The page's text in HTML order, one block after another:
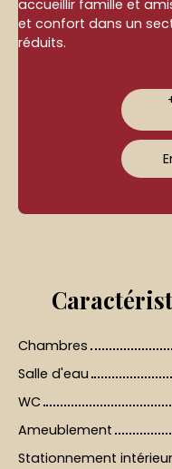
accueillir famille et
et confort dans un
réduits.
Chambres
Salle d'eau
WC
Ameublement
Stationnement intérieur